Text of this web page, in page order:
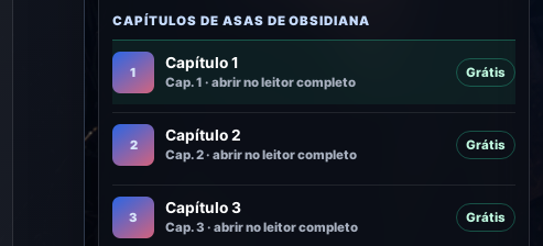
CAPÍTULOS DE ASAS DE OBSIDIANA
1
Capítulo 1
Cap. 1 · abrir no leitor completo
Grátis
2
Capítulo 2
Cap. 2 · abrir no leitor completo
Grátis
3
Capítulo 3
Cap. 3 · abrir no leitor completo
Grátis